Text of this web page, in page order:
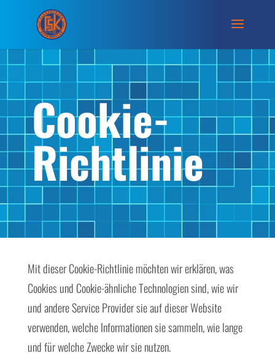
Cookie-
Richtlinie
Mit dieser Cookie-Richtlinie möchten wir erklären, was
Cookies und Cookie-ähnliche Technologien sind, wie wir
und andere Service Provider sie auf dieser Website
verwenden, welche Informationen sie sammeln, wie lange
und für welche Zwecke wir sie nutzen.